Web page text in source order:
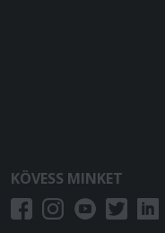
KÖVESS MINKET